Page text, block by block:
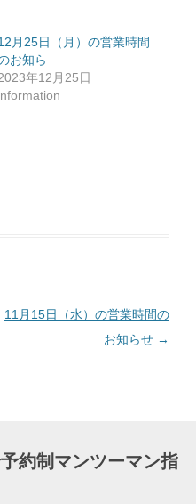
月25日（月）の営業時間
お知ら
年12月25日
11月15日（水）の営業時間の
お知らせ →
約制マンツーマン指